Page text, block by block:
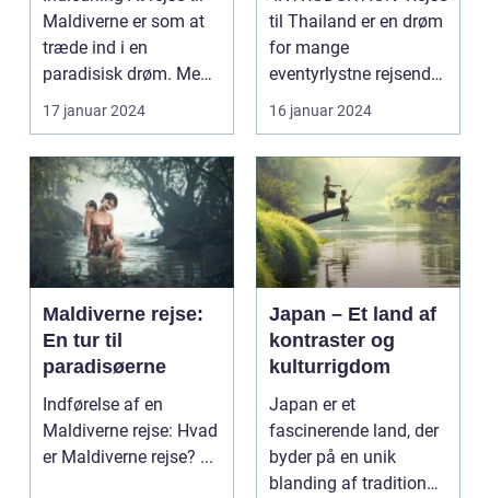
Maldiverne er som at
træde ind i en
paradisisk drøm. Med
sine hvidsandstran...
17 januar 2024
Asien
til Thailand er en drøm
for mange
eventyrlystne rejsende,
der længes efter at o...
16 januar 2024
Maldiverne rejse:
En tur til
paradisøerne
Indførelse af en
Maldiverne rejse: Hvad
er Maldiverne rejse? ...
Japan – Et land af
kontraster og
kulturrigdom
Japan er et
fascinerende land, der
byder på en unik
blanding af tradition